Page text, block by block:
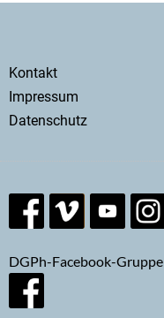
Secondary
menu
Kontakt
Impressum
Datenschutz
DGPh-Facebook-Gruppe